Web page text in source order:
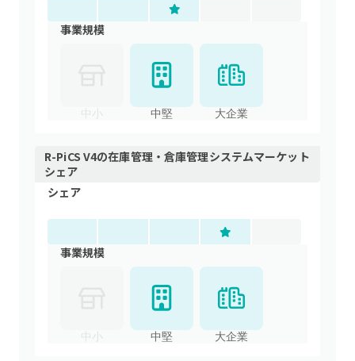
事業規模
中堅 大企業
R-PiCS V4の在庫管理・倉庫管理システムマーケット
シェア
シェア
事業規模
中堅 大企業